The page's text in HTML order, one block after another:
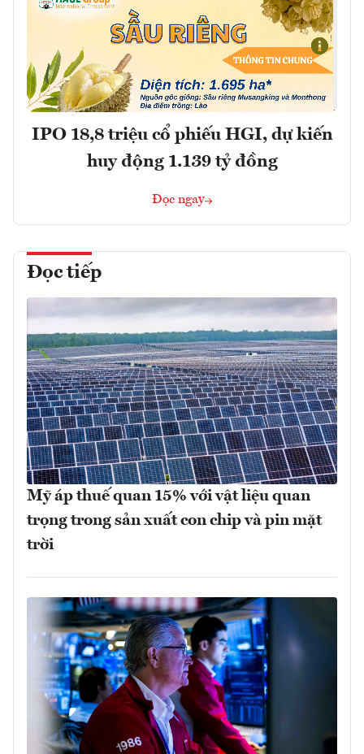
IPO 18,8 triệu cổ phiếu HGI, dự kiến
huy động 1.139 tỷ đồng
Đọc ngay
Đọc tiếp
Mỹ áp thuế quan 15% với vật liệu quan
trọng trong sản xuất con chip và pin mặt
trời